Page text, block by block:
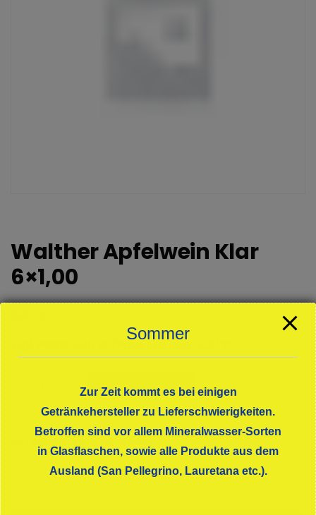
Walther Apfelwein Klar
6×1,00
zzgl. Pfand 2,40 € /Preis pro Liter: 2,32 €
6x1,00
Menge
Sommer
Zur Zeit kommt es bei einigen
Getränkehersteller zu Lieferschwierigkeiten.
Betroffen sind vor allem Mineralwasser-Sorten
in Glasflaschen, sowie alle Produkte aus dem
Ausland (San Pellegrino, Lauretana etc.).